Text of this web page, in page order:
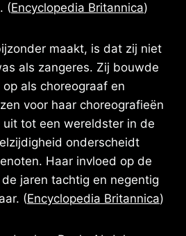
(Encyclopedia Britannica)
maakt, is dat zij niet
als zangeres. Zij bouwde
als choreograaf en
voor haar choreografieën
tot een wereldster in de
onderscheidt
Haar invloed op de
de jaren tachtig en negentig
(Encyclopedia Britannica)